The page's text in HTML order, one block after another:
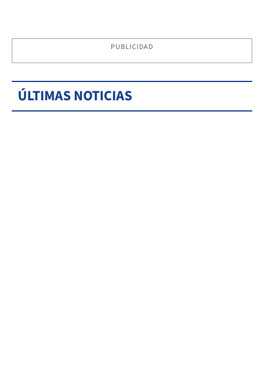
PUBLICIDAD
ÚLTIMAS NOTICIAS